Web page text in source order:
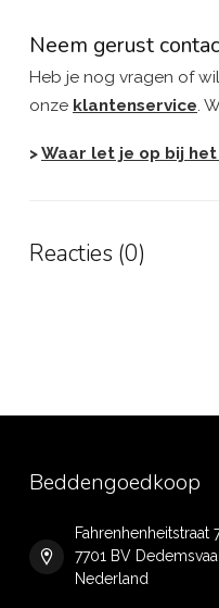
Neem gerust
Heb je nog vragen of
onze klantenservice .
>Waar let je op bij
Reacties (0)
Beddengoedkoop
Fahrenhenheitstraat
7701 BV
Nederland